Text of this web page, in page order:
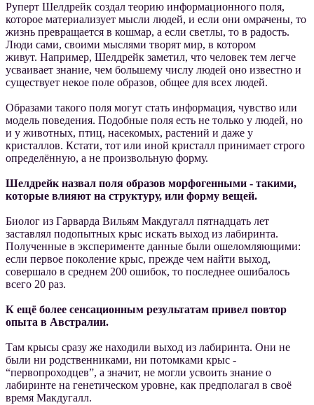
Руперт Шелдрейк создал теорию информационного поля,
которое материализует мысли людей, и если они омрачены, то
жизнь превращается в кошмар, а если светлы, то в радость.
Люди сами, своими мыслями творят мир, в котором
живут. Например, Шелдрейк заметил, что человек тем легче
усваивает знание, чем большему числу людей оно известно и
существует некое поле образов, общее для всех людей.
Образами такого поля могут стать информация, чувство или
модель поведения. Подобные поля есть не только у людей, но
и у животных, птиц, насекомых, растений и даже у
кристаллов. Кстати, тот или иной кристалл принимает строго
определённую, а не произвольную форму.
Шелдрейк назвал поля образов морфогенными - такими,
которые влияют на структуру, или форму вещей.
Биолог из Гарварда Вильям Макдугалл пятнадцать лет
заставлял подопытных крыс искать выход из лабиринта.
Полученные в эксперименте данные были ошеломляющими:
если первое поколение крыс, прежде чем найти выход,
совершало в среднем 200 ошибок, то последнее ошибалось
всего 20 раз.
К ещё более сенсационным результатам привел повтор
опыта в Австралии.
Там крысы сразу же находили выход из лабиринта. Они не
были ни родственниками, ни потомками крыс -
“первопроходцев”, а значит, не могли усвоить знание о
лабиринте на генетическом уровне, как предполагал в своё
время Макдугалл.